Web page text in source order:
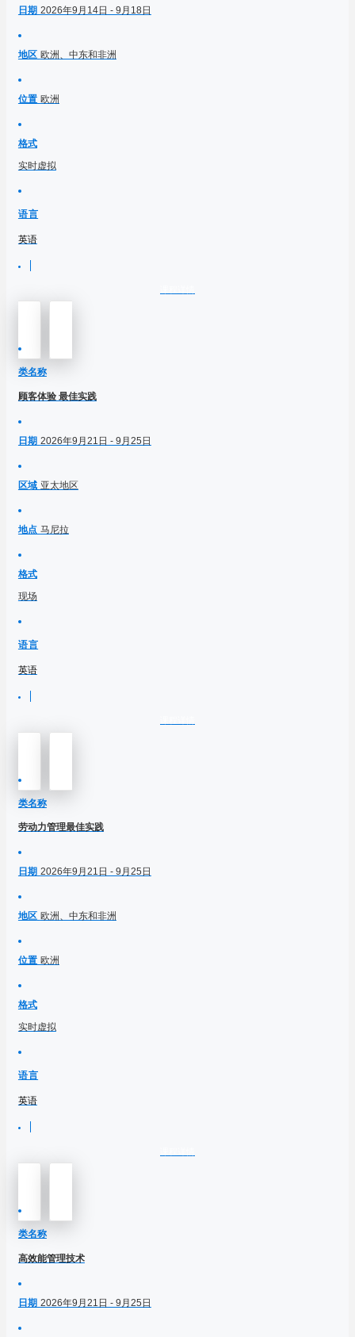
日期 2026年9月14日 - 9月18日
地区 欧洲、中东和非洲
位置 欧洲
格式
实时虚拟
语言
英语
类名称
顾客体验 最佳实践
日期 2026年9月21日 - 9月25日
区域 亚太地区
地点 马尼拉
格式
现场
语言
英语
类名称
劳动力管理最佳实践
日期 2026年9月21日 - 9月25日
地区 欧洲、中东和非洲
位置 欧洲
格式
实时虚拟
语言
英语
类名称
高效能管理技术
日期 2026年9月21日 - 9月25日